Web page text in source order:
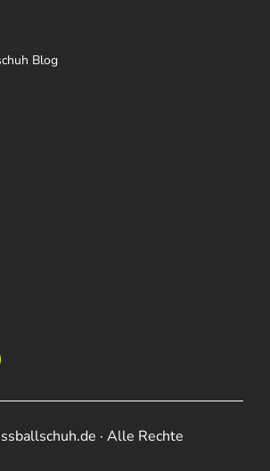
Blog
· Alle Rechte